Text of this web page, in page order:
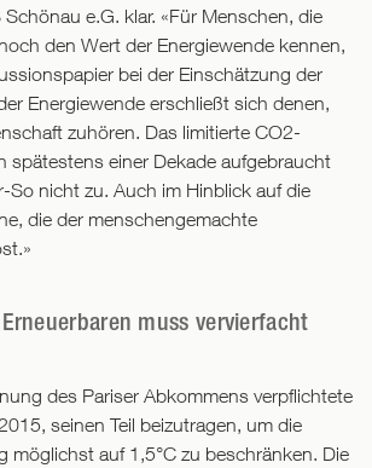
e.G. klar. «Für Menschen, die
den Wert der Energiewende kennen,
bei der Einschätzung der
Energiewende erschließt sich denen,
zuhören. Das limitierte CO2-
spätestens einer Dekade aufgebraucht
So nicht zu. Auch im Hinblick auf die
die der menschengemachte
muss vervierfacht
des Pariser Abkommens verpflichtete
seinen Teil beizutragen, um die
möglichst auf 1,5°C zu beschränken. Die